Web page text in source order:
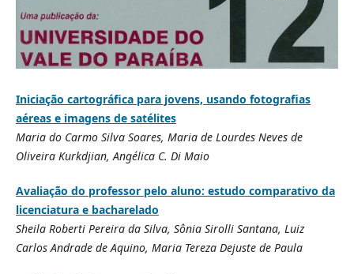
Iniciação cartográfica para jovens, usando fotografias
aéreas e imagens de satélites
Maria do Carmo Silva Soares, Maria de Lourdes Neves de
Oliveira Kurkdjian, Angélica C. Di Maio
Avaliação do professor pelo aluno: estudo comparativo da
licenciatura e bacharelado
Sheila Roberti Pereira da Silva, Sônia Sirolli Santana, Luiz
Carlos Andrade de Aquino, Maria Tereza Dejuste de Paula